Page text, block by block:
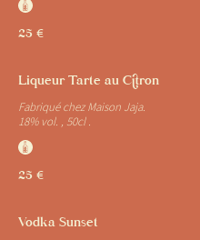
25 €
Liqueur Tarte au Citron
Fabriqué chez Maison Jaja.
18% vol. , 50cl .
25 €
Vodka Sunset